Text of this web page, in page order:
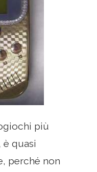
più
quasi
perché non